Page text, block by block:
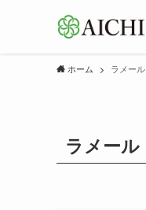
ホーム ラメール
ラメール